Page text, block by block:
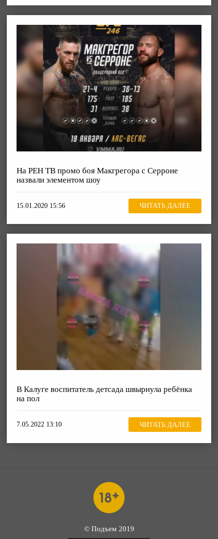
На РЕН ТВ промо боя Макгрегора с Серроне
назвали элементом шоу
15.01.2020 15:56 ЧИТАТЬ ДАЛЕЕ
В Калуге воспитатель детсада швырнула ребёнка
на пол
7.05.2022 13:10 ЧИТАТЬ ДАЛЕЕ
© Подъем 2019